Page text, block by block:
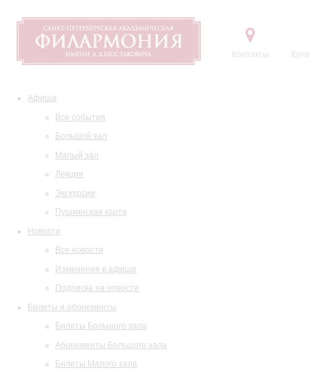
Контакты
Афиша
Все события
Большой зал
Малый зал
Лекции
Экскурсии
Пушкинская карта
Новости
Все новости
Изменения в афише
Подписка на новости
Билеты и абонементы
Билеты Большого зала
Абонементы Большого зала
Билеты Малого зала